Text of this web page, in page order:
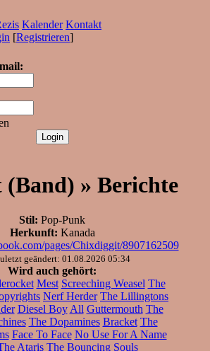
Kalender Kontakt
[Registrieren]
» Berichte
Stil: Pop-Punk
Herkunft: Kanada
pages/Chixdiggit/8907162509
geändert: 01.08.2026 05:34
Wird auch gehört:
Mest Screeching Weasel The
Nerf Herder The Lillingtons
Diesel Boy All Guttermouth The
The Dopamines Bracket The
Face To Face No Use For A Name
Ataris The Bouncing Souls